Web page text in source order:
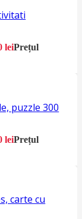
leiPrețul
puzzle 300
leiPrețul
carte cu